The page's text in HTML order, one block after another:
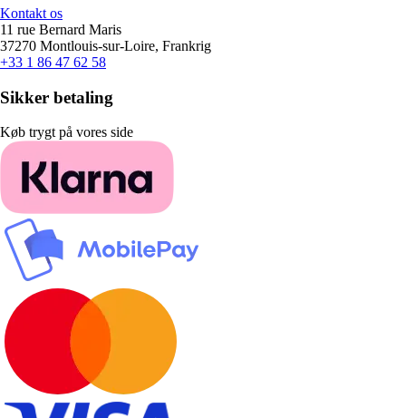
Kontakt os
11 rue Bernard Maris
37270 Montlouis-sur-Loire, Frankrig
+33 1 86 47 62 58
Sikker betaling
Køb trygt på vores side